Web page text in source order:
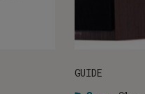
GUIDE